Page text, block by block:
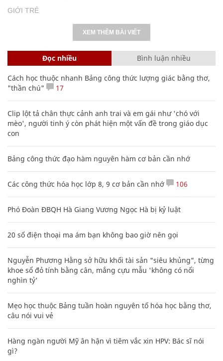
GIỚI TRẺ
XEM THÊM BÀI VIẾT
Đọc nhiều Bình luận nhiều
Cách học thuộc nhanh Bảng công thức lượng giác bằng thơ,
"thần chú"
17
Clip lột tả chân thực cảnh anh trai và em gái như 'chó với
mèo', người tinh ý còn phát hiện một vấn đề trong giáo dục
con
Bảng công thức đạo hàm nguyên hàm cơ bản cần nhớ
Các công thức hóa học lớp 8, 9 cơ bản cần nhớ 106
Phó Đoàn ĐBQH Hà Giang Vương Ngọc Hà bị kỷ luật
20 số điện thoại ma ám bạn không bao giờ nên gọi
Nguyễn Phương Hằng sở hữu khối tài sản "siêu khủng", từng
khoe sổ đỏ tính bằng cân, mắng cựu mẫu 'không có nổi
nghìn tỷ'
Mẹo học thuộc Bảng tuần hoàn nguyên tố hóa học bằng thơ,
câu nói vui vẻ
Hàng ngàn người Mỹ ân hận vì tiêm vắc xin HPV: Bác sĩ nói
gì?